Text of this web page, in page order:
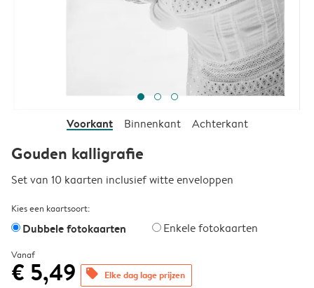
Voorkant Binnenkant Achterkant
Gouden kalligrafie
Set van 10 kaarten inclusief witte enveloppen
Kies een kaartsoort:
Dubbele fotokaarten Enkele fotokaarten
Vanaf
€ 5,49 offers Elke dag lage prijzen